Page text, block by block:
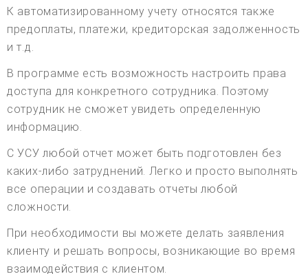
К автоматизированному учету относятся также
предоплаты, платежи, кредиторская задолженность
и т.д.
В программе есть возможность настроить права
доступа для конкретного сотрудника. Поэтому
сотрудник не сможет увидеть определенную
информацию.
С УСУ любой отчет может быть подготовлен без
каких-либо затруднений. Легко и просто выполнять
все операции и создавать отчеты любой
сложности.
При необходимости вы можете делать заявления
клиенту и решать вопросы, возникающие во время
взаимодействия с клиентом.